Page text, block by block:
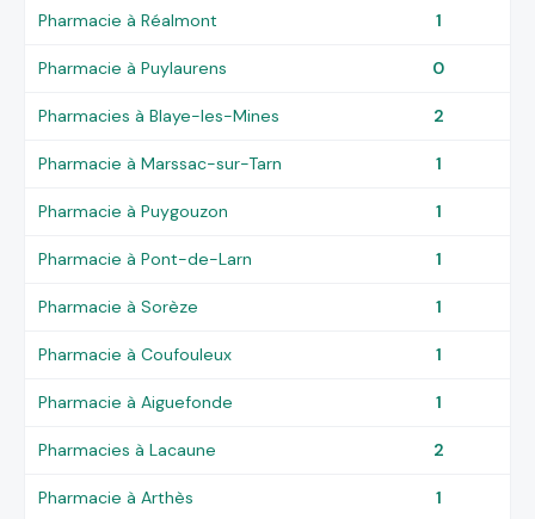
Pharmacie à Réalmont 1
Pharmacie à Puylaurens 0
Pharmacies à Blaye-les-Mines 2
Pharmacie à Marssac-sur-Tarn 1
Pharmacie à Puygouzon 1
Pharmacie à Pont-de-Larn 1
Pharmacie à Sorèze 1
Pharmacie à Coufouleux 1
Pharmacie à Aiguefonde 1
Pharmacies à Lacaune 2
Pharmacie à Arthès 1